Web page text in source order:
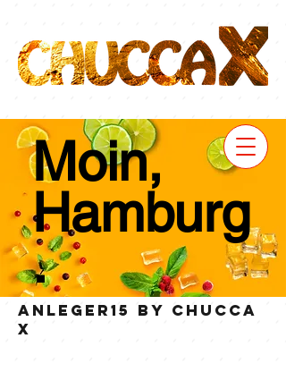
ANLEGER15 by CHUCCA
X
Moin,
Hamburg
.